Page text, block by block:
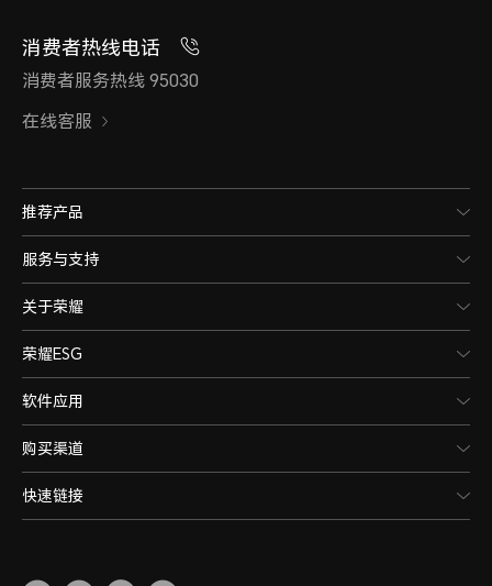
消费者热线电话
消费者服务热线 95030
在线客服
推荐产品
服务与支持
关于荣耀
荣耀ESG
软件应用
购买渠道
快速链接